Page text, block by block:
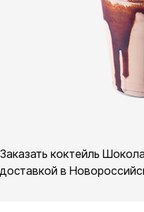
Заказать коктейль
доставкой в